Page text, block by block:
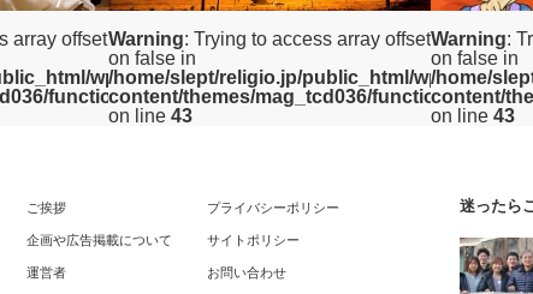
array offset
wp/wp-
functions/category.php
と言われる
Warning: Trying to access array offset
on false in
/home/slept/religio.jp/public_html/wp/wp-
content/themes/mag_tcd036/functions/
on line 43
新時代の宗教「アシタノワダイ」の危険
Warning:
on false in
/home/
content/
on line43
迷ったら
ご挨拶
企画や広告掲載について
運営者
プライバシーポリシー
サイトポリシー
お問い合わせ